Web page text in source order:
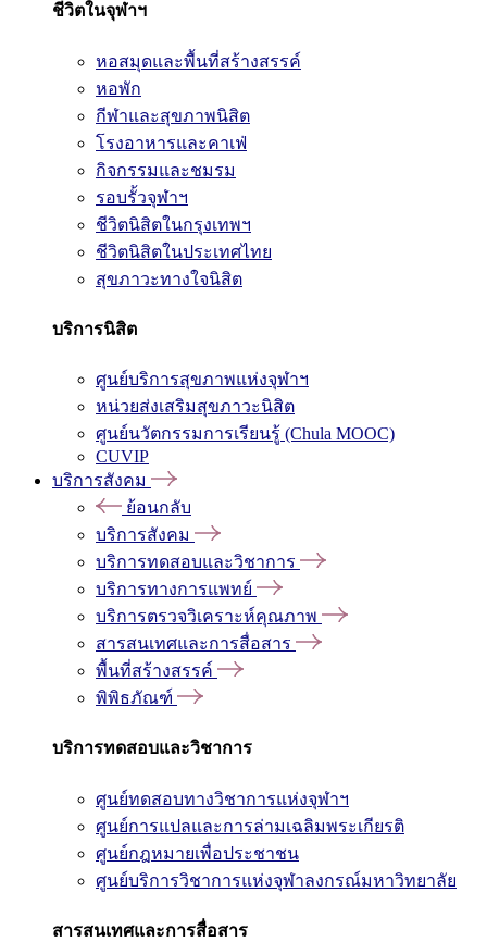
ชีวิตในจุฬาฯ
หอสมุดและพื้นที่สร้างสรรค์
หอพัก
กีฬาและสุขภาพนิสิต
โรงอาหารและคาเฟ่
กิจกรรมและชมรม
รอบรั้วจุฬาฯ
ชีวิตนิสิตในกรุงเทพฯ
ชีวิตนิสิตในประเทศไทย
สุขภาวะทางใจนิสิต
บริการนิสิต
ศูนย์บริการสุขภาพแห่งจุฬาฯ
หน่วยส่งเสริมสุขภาวะนิสิต
ศูนย์นวัตกรรมการเรียนรู้ (Chula MOOC)
CUVIP
บริการสังคม
ย้อนกลับ
บริการสังคม
บริการทดสอบและวิชาการ
บริการทางการแพทย์
บริการตรวจวิเคราะห์คุณภาพ
สารสนเทศและการสื่อสาร
พื้นที่สร้างสรรค์
พิพิธภัณฑ์
บริการทดสอบและวิชาการ
ศูนย์ทดสอบทางวิชาการแห่งจุฬาฯ
ศูนย์การแปลและการล่ามเฉลิมพระเกียรติ
ศูนย์กฎหมายเพื่อประชาชน
ศูนย์บริการวิชาการแห่งจุฬาลงกรณ์มหาวิทยาลัย
สารสนเทศและการสื่อสาร